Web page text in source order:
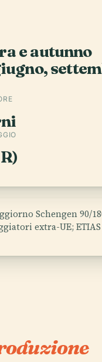
e autunno
Schengen 90/
extra-UE;